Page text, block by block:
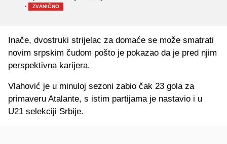
· ZVANIČNO
Inače, dvostruki strijelac za domaće se može smatrati
novim srpskim čudom pošto je pokazao da je pred njim
perspektivna karijera.
Vlahović je u minuloj sezoni zabio čak 23 gola za
primaveru Atalante, s istim partijama je nastavio i u
U21 selekciji Srbije.